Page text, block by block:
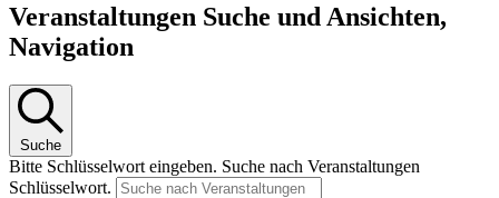
Veranstaltungen Suche und Ansichten,
Navigation
Suche
Bitte Schlüsselwort eingeben. Suche nach Veranstaltungen
Schlüsselwort.